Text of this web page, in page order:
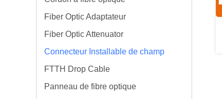
Fiber Optic Adaptateur
Fiber Optic Attenuator
Connecteur Installable de champ
FTTH Drop Cable
Panneau de fibre optique